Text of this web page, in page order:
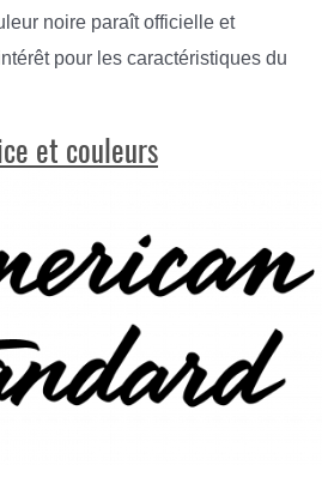
noire paraît officielle et
pour les caractéristiques du
et couleurs